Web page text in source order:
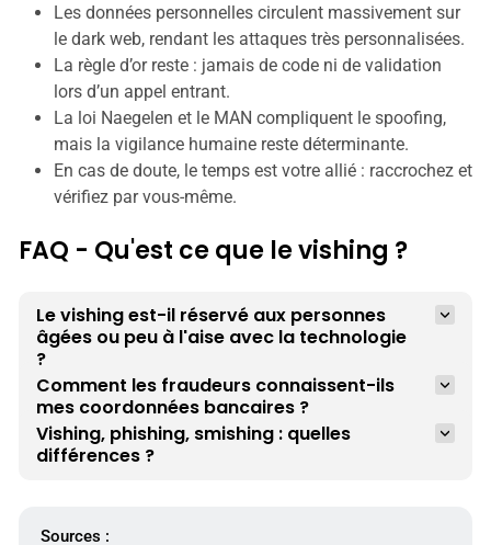
Les données personnelles circulent massivement sur
le dark web, rendant les attaques très personnalisées.
La règle d’or reste : jamais de code ni de validation
lors d’un appel entrant.
La loi Naegelen et le MAN compliquent le spoofing,
mais la vigilance humaine reste déterminante.
En cas de doute, le temps est votre allié : raccrochez et
vérifiez par vous-même.
FAQ - Qu'est ce que le vishing ?
Le vishing est-il réservé aux personnes
âgées ou peu à l'aise avec la technologie
?
Comment les fraudeurs connaissent-ils
mes coordonnées bancaires ?
Vishing, phishing, smishing : quelles
différences ?
Sources :